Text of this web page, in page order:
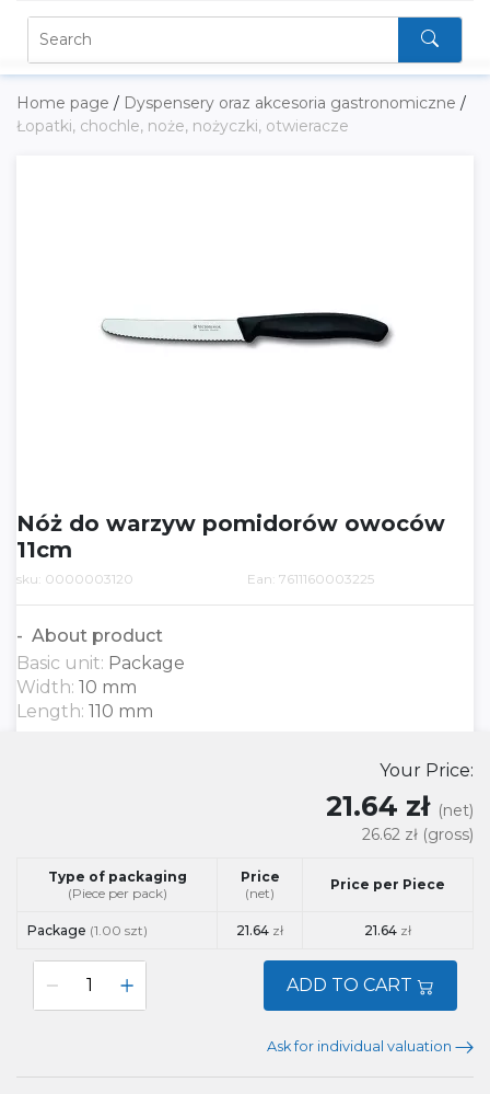
Home page / Dyspensery oraz akcesoria gastronomiczne /
Łopatki, chochle, noże, nożyczki, otwieracze
Nóż do warzyw pomidorów owoców
11cm
sku: 0000003120 Ean: 7611160003225
About product
Basic unit: Package
Width: 10 mm
Length: 110 mm
Your Price:
21.64 zł (net)
26.62 zł (gross)
Type of packaging
(Piece per pack)
Price
(net)
Price per Piece
Package (1.00 szt) 21.64 zł 21.64 zł
ADD TO CART
Ask for individual valuation